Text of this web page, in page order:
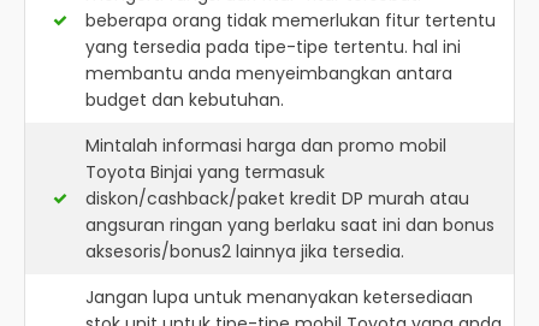
beberapa orang tidak memerlukan fitur tertentu
yang tersedia pada tipe-tipe tertentu. hal ini
membantu anda menyeimbangkan antara
budget dan kebutuhan.
Mintalah informasi harga dan promo mobil
Toyota Binjai yang termasuk
diskon/cashback/paket kredit DP murah atau
angsuran ringan yang berlaku saat ini dan bonus
aksesoris/bonus2 lainnya jika tersedia.
Jangan lupa untuk menanyakan ketersediaan